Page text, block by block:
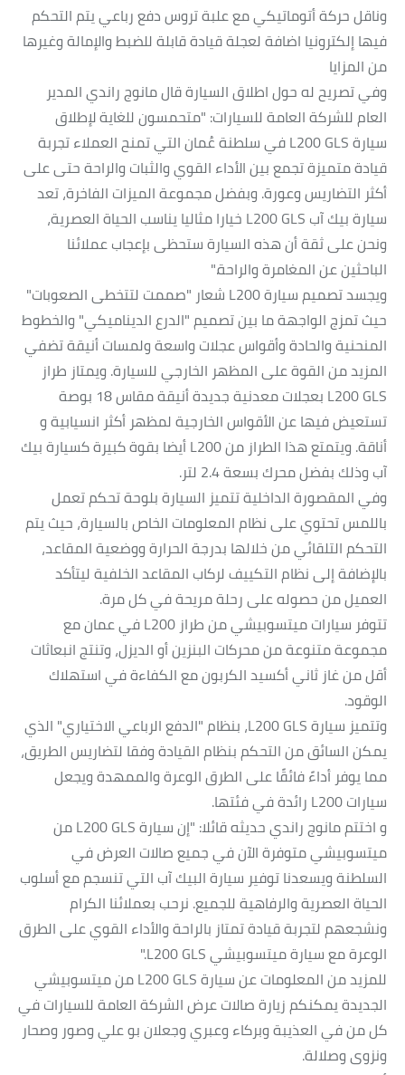
وناقل حركة أتوماتيكي مع علبة تروس دفع رباعي يتم التحكم
فيها إلكترونيا اضافة لعجلة قيادة قابلة للضبط والإمالة وغيرها
من المزايا
وفي تصريح له حول اطلاق السيارة قال مانوج راندي المدير
العام للشركة العامة للسيارات: "متحمسون للغاية لإطلاق
سيارة L200 GLS في سلطنة عُمان التي تمنح العملاء تجربة
قيادة متميزة تجمع بين الأداء القوي والثبات والراحة حتى على
أكثر التضاريس وعورة. وبفضل مجموعة الميزات الفاخرة، تعد
سيارة بيك آب L200 GLS خيارا مثاليا يناسب الحياة العصرية،
ونحن على ثقة أن هذه السيارة ستحظى بإعجاب عملائنا
الباحثين عن المغامرة والراحة."
ويجسد تصميم سيارة L200 شعار "صممت لتتخطى الصعوبات"
حيث تمزج الواجهة ما بين تصميم "الدرع الديناميكي" والخطوط
المنحنية والحادة وأقواس عجلات واسعة ولمسات أنيقة تضفي
المزيد من القوة على المظهر الخارجي للسيارة. ويمتاز طراز
L200 GLS بعجلات معدنية جديدة أنيقة مقاس 18 بوصة
تستعيض فيها عن الأقواس الخارجية لمظهر أكثر انسيابية و
أناقة. ويتمتع هذا الطراز من L200 أيضا بقوة كبيرة كسيارة بيك
آب وذلك بفضل محرك بسعة 2.4 لتر.
وفي المقصورة الداخلية تتميز السيارة بلوحة تحكم تعمل
باللمس تحتوي على نظام المعلومات الخاص بالسيارة، حيث يتم
التحكم التلقائي من خلالها بدرجة الحرارة ووضعية المقاعد،
بالإضافة إلى نظام التكييف لركاب المقاعد الخلفية ليتأكد
العميل من حصوله على رحلة مريحة في كل مرة.
تتوفر سيارات ميتسوبيشي من طراز L200 في عمان مع
مجموعة متنوعة من محركات البنزين أو الديزل، وتنتج انبعاثات
أقل من غاز ثاني أكسيد الكربون مع الكفاءة في استهلاك
الوقود.
وتتميز سيارة L200 GLS، بنظام "الدفع الرباعي الاختياري" الذي
يمكن السائق من التحكم بنظام القيادة وفقا لتضاريس الطريق،
مما يوفر أداءً فائقًا على الطرق الوعرة والممهدة ويجعل
سيارات L200 رائدة في فئتها.
و اختتم مانوج راندي حديثه قائلا: "إن سيارة L200 GLS من
ميتسوبيشي متوفرة الآن في جميع صالات العرض في
السلطنة ويسعدنا توفير سيارة البيك آب التي تنسجم مع أسلوب
الحياة العصرية والرفاهية للجميع. نرحب بعملائنا الكرام
ونشجعهم لتجربة قيادة تمتاز بالراحة والأداء القوي على الطرق
الوعرة مع سيارة ميتسوبيشي L200 GLS."
للمزيد من المعلومات عن سيارة L200 GLS من ميتسوبيشي
الجديدة يمكنكم زيارة صالات عرض الشركة العامة للسيارات في
كل من في العذيبة وبركاء وعبري وجعلان بو علي وصور وصحار
ونزوى وصلالة.